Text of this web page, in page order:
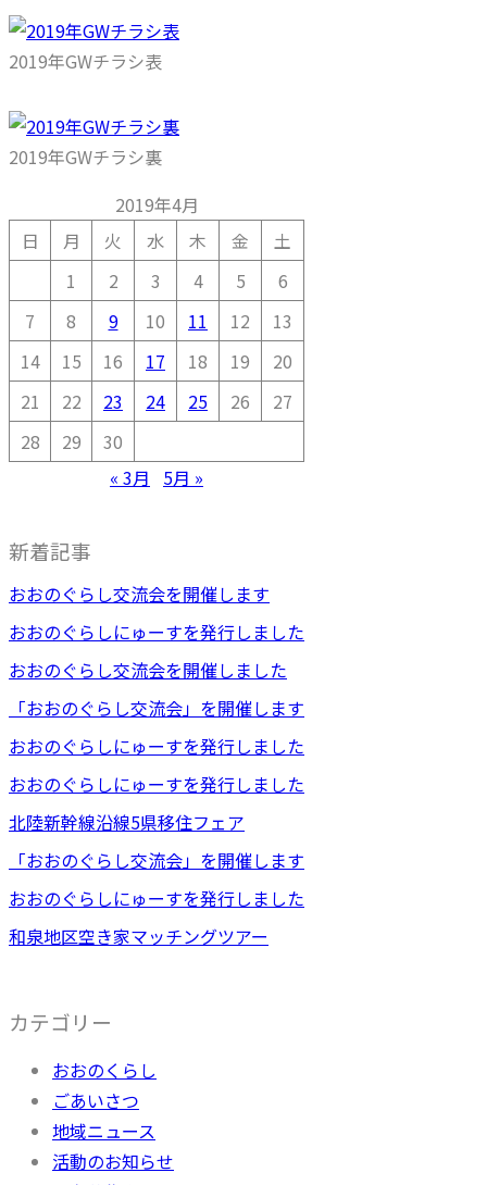
2019年GWチラシ表
2019年GWチラシ裏
2019年4月
日
月 火 水 木 金
土
1
2 3 4 5
6
7
8 9 10 11 12
13
14
15 16 17 18 19
20
21
22 23 24 25 26
27
28
29
30
« 3月
5月 »
新着記事
おおのぐらし交流会を開催します
おおのぐらしにゅーすを発行しました
おおのぐらし交流会を開催しました
「おおのぐらし交流会」を開催します
おおのぐらしにゅーすを発行しました
おおのぐらしにゅーすを発行しました
北陸新幹線沿線5県移住フェア
「おおのぐらし交流会」を開催します
おおのぐらしにゅーすを発行しました
和泉地区空き家マッチングツアー
カテゴリー
おおのくらし
ごあいさつ
地域ニュース
活動のお知らせ